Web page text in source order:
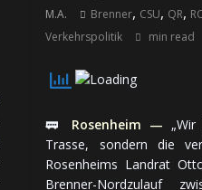
M.A.
Brenner, CSU, QR,
Verkehrspolitik min read
🚃 Rosenheim —
Trasse, son­dern die
Rosenheims Land­rat
Brenner-Nordzulauf